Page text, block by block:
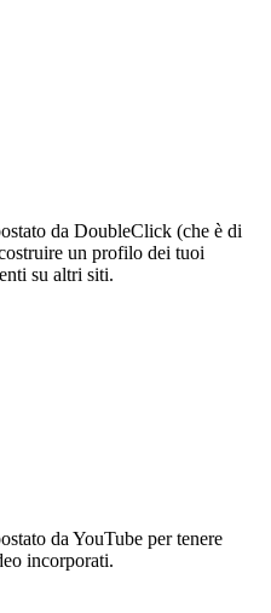
da DoubleClick (che è di
un profilo dei tuoi
su altri siti.
da YouTube per tenere
incorporati.